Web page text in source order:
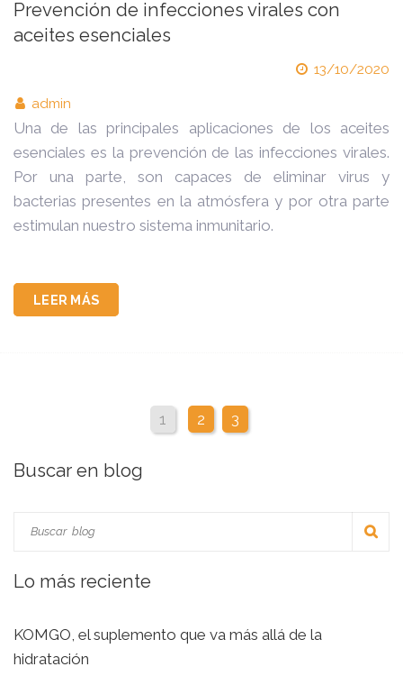
Prevención de infecciones virales con
aceites esenciales
13/10/2020
admin
Una de las principales aplicaciones de los aceites
esenciales es la prevención de las infecciones virales.
Por una parte, son capaces de eliminar virus y
bacterias presentes en la atmósfera y por otra parte
estimulan nuestro sistema inmunitario.
LEER MÁS
1 2 3
Buscar en blog
Lo más reciente
KOMGO, el suplemento que va más allá de la
hidratación